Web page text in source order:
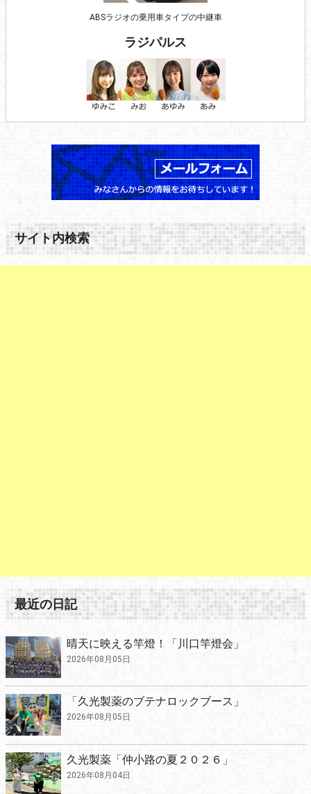
ABSラジオの乗用車タイプの中継車
ラジパルス
サイト内検索
最近の日記
晴天に映える竿燈！「川口竿燈会」
2026年08月05日
「久光製薬のブテナロックブース」
2026年08月05日
久光製薬「仲小路の夏２０２６」
2026年08月04日